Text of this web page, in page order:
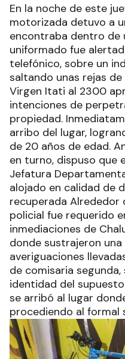
En la noche de este
motorizada detuvo a
encontraba dentro de
uniformado fue
telefónico, sobre un
saltando unas rejas
Virgen Itati al 2300
intenciones de
propiedad.
arribo del lugar,
de 20 años de edad.
en turno, dispuso que
Jefatura
alojado en calidad de
recuperada Alrededor
policial fue requerido
inmediaciones de
donde sustrajeron
averiguaciones
de comisaria
identidad del
se arribó al lugar
procediendo al formal